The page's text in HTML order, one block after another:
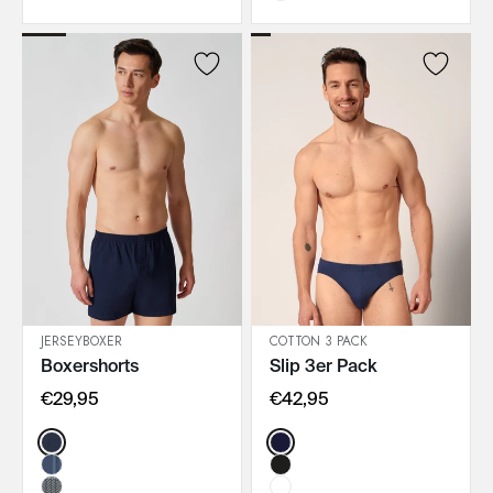
IN DEN WARENKORB
JERSEYBOXER
Boxershorts
€29,95
Color:
IN DEN WARENKORB
COTTON 3 PACK
Slip 3er Pack
€42,95
Color: